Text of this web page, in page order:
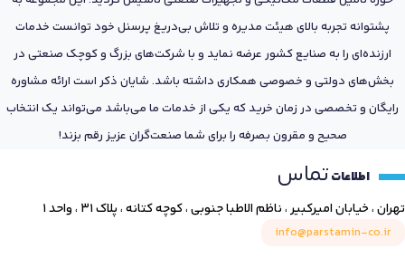
پشتوانه تجربه بالای هیئت مدیره و تلاش بی‌دریغ پرسنل خود توانست خدمات
ارزنده‌ای را به صنایع کشور عرضه نماید و با شرکت‌های بزرگ و کوچک صنعتی در
بخش‌های دولتی و خصوصی همکاری داشته باشد. شایان ذکر است ارائه مشاوره
رایگان و تخصصی در زمان خرید که یکی از خدمات ما می‌باشد می‌تواند یک انتخاب
صحیح و مقرون بصرفه را برای شما صنعت‌گران عزیز رقم بزند!
اطلاعاتتماس
تهران ، خیابان امیرکبیر ، ناظم الاطبا جنوبی ، کوچه کتانه ، پلاک ۳۱ ، واحد ۱
info@parstamin-co.ir